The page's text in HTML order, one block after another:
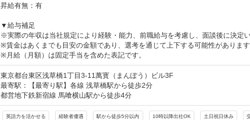
昇給有無：有
▼給与補足
※実際の年収は当社規定により経験・能力、前職給与を考慮し、面談後に決定い
※賃金はあくまでも目安の金額であり、選考を通じて上下する可能性があります
※月給（月額）は固定手当を含めた表記です。
東京都台東区浅草橋1丁目3-11萬寳（まんぽう）ビル3F
最寄駅：【最寄り駅】各線 浅草橋駅から徒歩2分
都営地下鉄新宿線 馬喰横山駅から徒歩4分
英語力を活かせる 経験者優遇 駅から徒歩5分以内 10時以降出社OK 土日祝日休み